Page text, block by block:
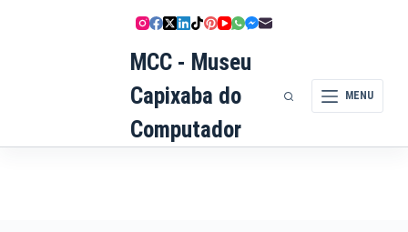
MCC - Museu
Capixaba do
Computador
MENU